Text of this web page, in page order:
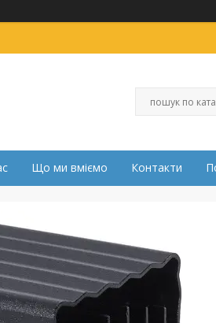
Що ми вміємо Контакти